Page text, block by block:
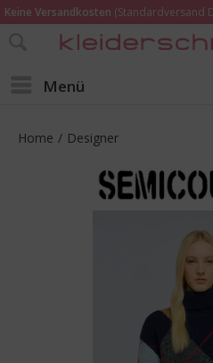
Keine Versandkosten (Standardversand
Online bestellen – im Geschäft in
Menü
Home / Designer